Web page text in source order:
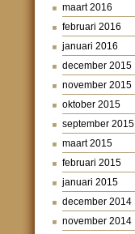
maart 2016
februari 2016
januari 2016
december 2015
november 2015
oktober 2015
september 2015
maart 2015
februari 2015
januari 2015
december 2014
november 2014